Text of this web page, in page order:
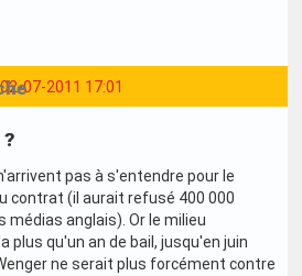
02-07-2011 17:01
pas à s'entendre pour le
contrat (il aurait refusé 400 000
médias anglais). Or le milieu
plus qu'un an de bail, jusqu'en juin
ne serait plus forcément contre